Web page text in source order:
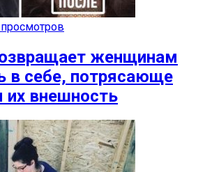
женщинам
в себе, потрясающе
их внешность